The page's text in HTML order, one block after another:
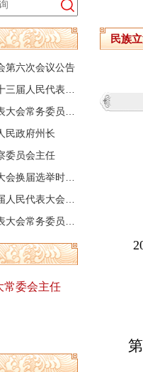
第六次会议公告
民政府州长
委员会主任
常委会主任
民族
第